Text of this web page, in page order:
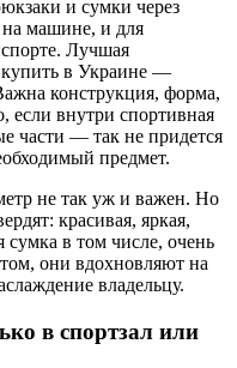
и сумки через
на машине, и для
Лучшая
в Украине —
конструкция, форма,
если внутри спортивная
части — так не придется
предмет.
не так уж и важен. Но
красивая, яркая,
сумка в том числе, очень
они вдохновляют на
владельцу.
в спортзал или